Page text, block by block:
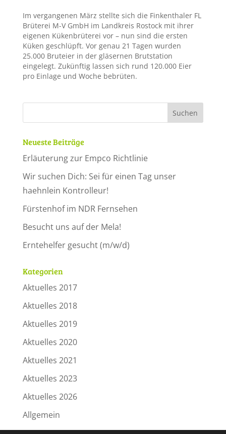
Im vergangenen März stellte sich die Finkenthaler FL
Brüterei M-V GmbH im Landkreis Rostock mit ihrer
eigenen Kükenbrüterei vor – nun sind die ersten
Küken geschlüpft. Vor genau 21 Tagen wurden
25.000 Bruteier in der gläsernen Brutstation
eingelegt. Zukünftig lassen sich rund 120.000 Eier
pro Einlage und Woche bebrüten.
Neueste Beiträge
Erläuterung zur Empco Richtlinie
Wir suchen Dich: Sei für einen Tag unser
haehnlein Kontrolleur!
Fürstenhof im NDR Fernsehen
Besucht uns auf der Mela!
Erntehelfer gesucht (m/w/d)
Kategorien
Aktuelles 2017
Aktuelles 2018
Aktuelles 2019
Aktuelles 2020
Aktuelles 2021
Aktuelles 2023
Aktuelles 2026
Allgemein